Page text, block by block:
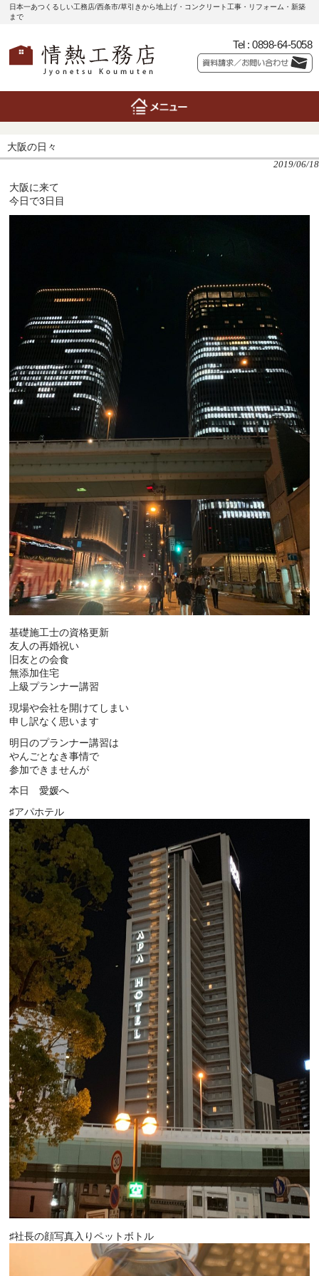
日本一あつくるしい工務店/西条市/草引きから地上げ・コンクリート工事・リフォーム・新築
まで
Tel : 0898-64-5058
大阪の日々
2019/06/18
大阪に来て
今日で3日目
基礎施工士の資格更新
友人の再婚祝い
旧友との会食
無添加住宅
上級プランナー講習
現場や会社を開けてしまい
申し訳なく思います
明日のプランナー講習は
やんごとなき事情で
参加できませんが
本日 愛媛へ
♯アパホテル
♯社長の顔写真入りペットボトル